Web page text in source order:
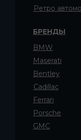
БРЕНДЫ
BMW
Bentley
Cadillac
Porsche
Ferrari
Maserati
Ретро
GMC